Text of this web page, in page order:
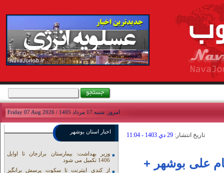
امروز: شنبه 17 مرداد 1405 / Friday 07 Aug 2026
تاريخ انتشار: 29 دي 1403 - 11:04
علی بوشهر +
اخبار استان بوشهر
وزیر بهداشت: بیمارستان برازجان تا اوایل
1406 تکمیل می شود
از کندی اینترنت تا سکوت پرسش برانگیز